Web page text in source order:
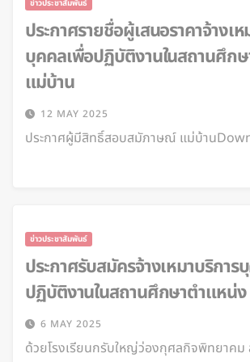
ข่าวประชาสัมพันธ์
ประกาศรายชื่อผู้เสนอราคาจ้างเ
บุคคลเพื่อปฏิบัติงานในสถานศึก
แม่บ้าน
12 MAY 2025
ประกาศผู้มีสิทธิ์สอบสมัภาษณ์ แม่บ้าน
ข่าวประชาสัมพันธ์
ประกาศรับสมัครจ้างเหมาบริการ
ปฏิบัติงานในสถานศึกษาตำแหน่
6 MAY 2025
ด้วยโรงเรียนกรับใหญ่ว่องกุศลกิจพิทยาคม